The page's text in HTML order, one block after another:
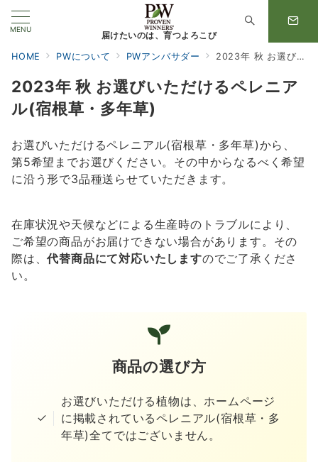
MENU
届けたいのは、育つよろこび
HOME PWについて PWアンバサダー 2023年 秋 お選びいただけるペレニアル(宿根草・多年草)
2023年 秋 お選びいただけるペレニア
ル(宿根草・多年草)
お選びいただけるペレニアル(宿根草・多年草)から、
第5希望までお選びください。その中からなるべく希望
に沿う形で3品種送らせていただきます。
在庫状況や天候などによる生産時のトラブルにより、
ご希望の商品がお届けできない場合があります。その
際は、代替商品にて対応いたしますのでご了承くださ
い。
商品の選び方
お選びいただける植物は、ホームページ
に掲載されているペレニアル(宿根草・多
年草)全てではございません。